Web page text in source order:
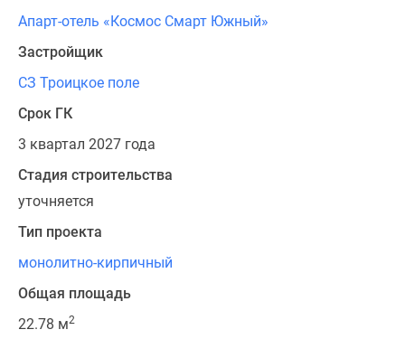
Апарт-отель «Космос Смарт Южный»
Застройщик
СЗ Троицкое поле
Срок ГК
3 квартал 2027 года
Стадия строительства
уточняется
Тип проекта
монолитно-кирпичный
Общая площадь
22.78 м2